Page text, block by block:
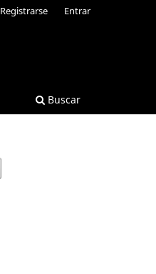
Buscar
Registrarse Entrar